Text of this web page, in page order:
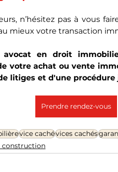
n’hésitez pas à vous
mieux votre transaction
avocat en droit
votre achat ou vente
litiges et d'une procédure
Prendre rendez-vous
vice cachévices cachés
construction